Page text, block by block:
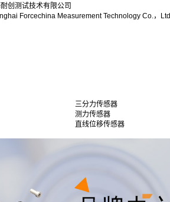
创测试技术有限公司
Forcechina Measurement Technology Co.，Ltd
三分力传感器
测力传感器
直线位移传感器